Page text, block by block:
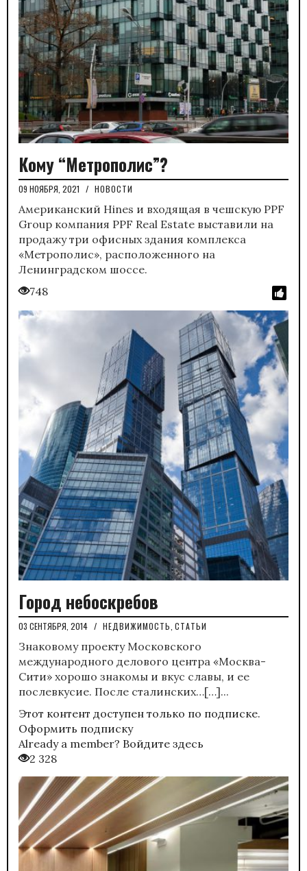
Кому “Метрополис”?
09 НОЯБРЯ, 2021 / НОВОСТИ
Американский Hines и входящая в чешскую PPF
Group компания PPF Real Estate выставили на
продажу три офисных здания комплекса
«Метрополис», расположенного на
Ленинградском шоссе.
748
Город небоскребов
03 СЕНТЯБРЯ, 2014 / НЕДВИЖИМОСТЬ СТАТЬИ
Знаковому проекту Московского
международного делового центра «Москва-
Сити» хорошо знакомы и вкус славы, и ее
послевкусие. После сталинских…[…]...
Этот контент доступен только по подписке.
Оформить подписку
Already a member? Войдите здесь
2 328